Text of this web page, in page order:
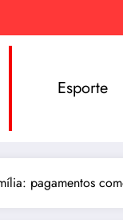
Esporte
pagamentos